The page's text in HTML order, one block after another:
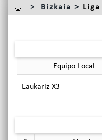
> Bizkaia > Liga
Equipo Local
Laukariz X3